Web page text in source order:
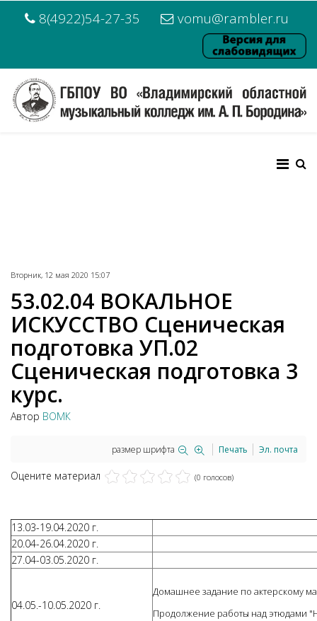
8(4922)54-27-35 vomu@rambler.ru
Вторник, 12 мая 2020 15:07
53.02.04 ВОКАЛЬНОЕ
ИСКУССТВО Сценическая
подготовка УП.02
Сценическая подготовка 3
курс.
Автор ВОМК
размер шрифта Печать Эл. почта
Оцените материал (0 голосов)
13.03-19.04.2020 г.
20.04-26.04.2020 г.
27.04-03.05.2020 г.
04.05.-10.05.2020 г.
Домашнее задание по актерскому
Продолжение работы над этюдами